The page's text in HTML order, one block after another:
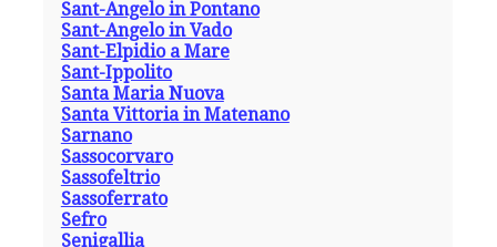
Sant-Angelo in Pontano
Sant-Angelo in Vado
Sant-Elpidio a Mare
Sant-Ippolito
Santa Maria Nuova
Santa Vittoria in Matenano
Sarnano
Sassocorvaro
Sassofeltrio
Sassoferrato
Sefro
Senigallia